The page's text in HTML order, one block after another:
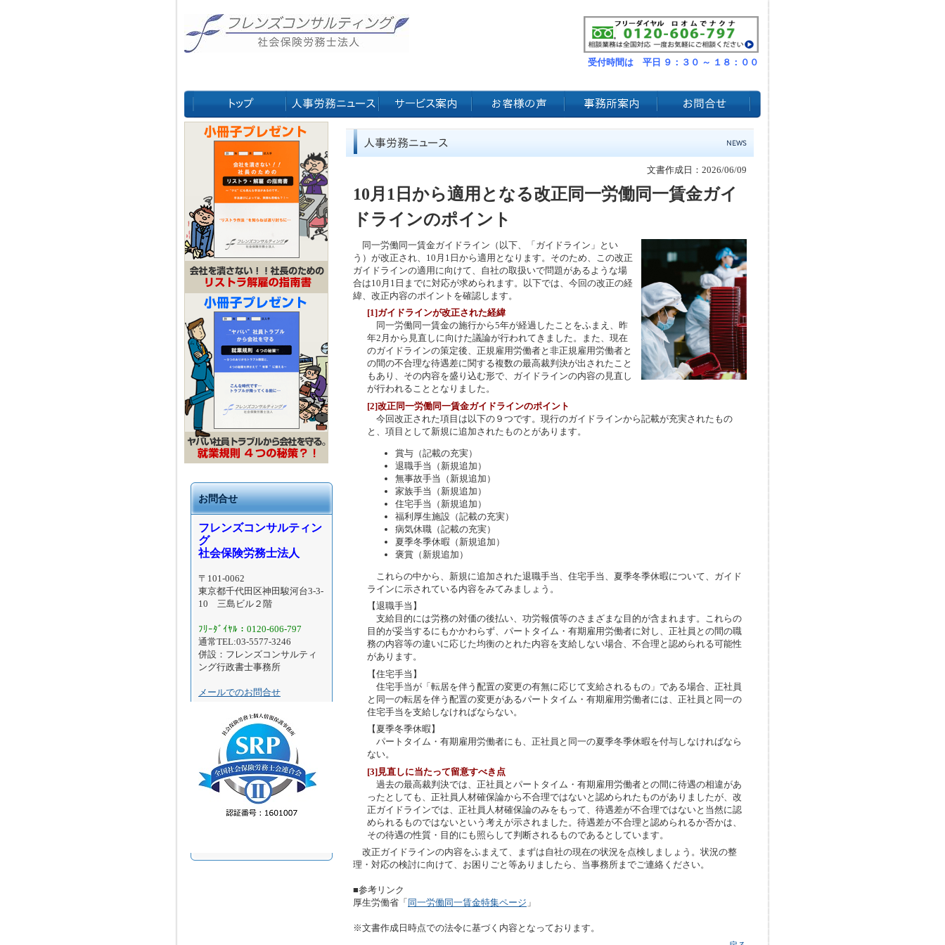
受付時間は 平日 ９：３０ ～ １８：００
文書作成日：2026/06/09
10月1日から適用となる改正同一労働同一賃金ガイ
ドラインのポイント
同一労働同一賃金ガイドライン（以下、「ガイドライン」とい
う）が改正され、10月1日から適用となります。そのため、この改正
ガイドラインの適用に向けて、自社の取扱いで問題があるような場
合は10月1日までに対応が求められます。以下では、今回の改正の経
緯、改正内容のポイントを確認します。
[1]ガイドラインが改正された経緯
同一労働同一賃金の施行から5年が経過したことをふまえ、昨
年2月から見直しに向けた議論が行われてきました。また、現在
のガイドラインの策定後、正規雇用労働者と非正規雇用労働者と
の間の不合理な待遇差に関する複数の最高裁判決が出されたこと
もあり、その内容を盛り込む形で、ガイドラインの内容の見直し
が行われることとなりました。
[2]改正同一労働同一賃金ガイドラインのポイント
今回改正された項目は以下の９つです。現行のガイドラインから記載が充実されたもの
と、項目として新規に追加されたものとがあります。
賞与（記載の充実）
退職手当（新規追加）
無事故手当（新規追加）
家族手当（新規追加）
住宅手当（新規追加）
福利厚生施設（記載の充実）
病気休職（記載の充実）
夏季冬季休暇（新規追加）
褒賞（新規追加）
これらの中から、新規に追加された退職手当、住宅手当、夏季冬季休暇について、ガイド
ラインに示されている内容をみてみましょう。
【退職手当】
支給目的には労務の対価の後払い、功労報償等のさまざまな目的が含まれます。これらの
目的が妥当するにもかかわらず、パートタイム・有期雇用労働者に対し、正社員との間の職
務の内容等の違いに応じた均衡のとれた内容を支給しない場合、不合理と認められる可能性
があります。
【住宅手当】
住宅手当が「転居を伴う配置の変更の有無に応じて支給されるもの」である場合、正社員
と同一の転居を伴う配置の変更があるパートタイム・有期雇用労働者には、正社員と同一の
住宅手当を支給しなければならない。
【夏季冬季休暇】
パートタイム・有期雇用労働者にも、正社員と同一の夏季冬季休暇を付与しなければなら
ない。
[3]見直しに当たって留意すべき点
過去の最高裁判決では、正社員とパートタイム・有期雇用労働者との間に待遇の相違があ
ったとしても、正社員人材確保論から不合理ではないと認められたものがありましたが、改
正ガイドラインでは、正社員人材確保論のみをもって、待遇差が不合理ではないと当然に認
められるものではないという考えが示されました。待遇差が不合理と認められるか否かは、
その待遇の性質・目的にも照らして判断されるものであるとしています。
改正ガイドラインの内容をふまえて、まずは自社の現在の状況を点検しましょう。状況の整
理・対応の検討に向けて、お困りごと等ありましたら、当事務所までご連絡ください。
■参考リンク
厚生労働省「 同一労働同一賃金特集ページ 」
※文書作成日時点での法令に基づく内容となっております。
お問合せ
フレンズコンサルティン
グ
社会保険労務士法人
〒101-0062
東京都千代田区神田駿河台3-3-
10 三島ビル２階
ﾌﾘｰﾀﾞｲﾔﾙ：0120-606-797
通常TEL:03-5577-3246
併設：フレンズコンサルティ
ング行政書士事務所
メールでのお問合せ